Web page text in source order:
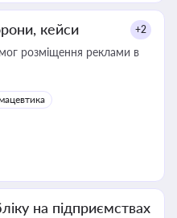
кейси +2
розміщення реклами в
на підприємствах